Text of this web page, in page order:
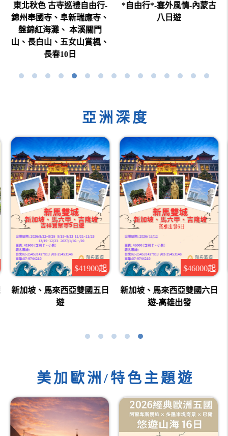
東北秋色 古寺巡禮自由行-
錦州奉國寺、阜新瑞應寺、
盤錦紅海灘、 本溪關門
山、長白山、五女山賞楓、
長春10日
*自由行*-塞外風情-內蒙古
八日遊
亞洲深度
$41900起
新加坡、馬來西亞雙國五日
遊
$46000起
新加坡、馬來西亞雙國六日
遊-高雄出發
美加歐洲/特色主題遊